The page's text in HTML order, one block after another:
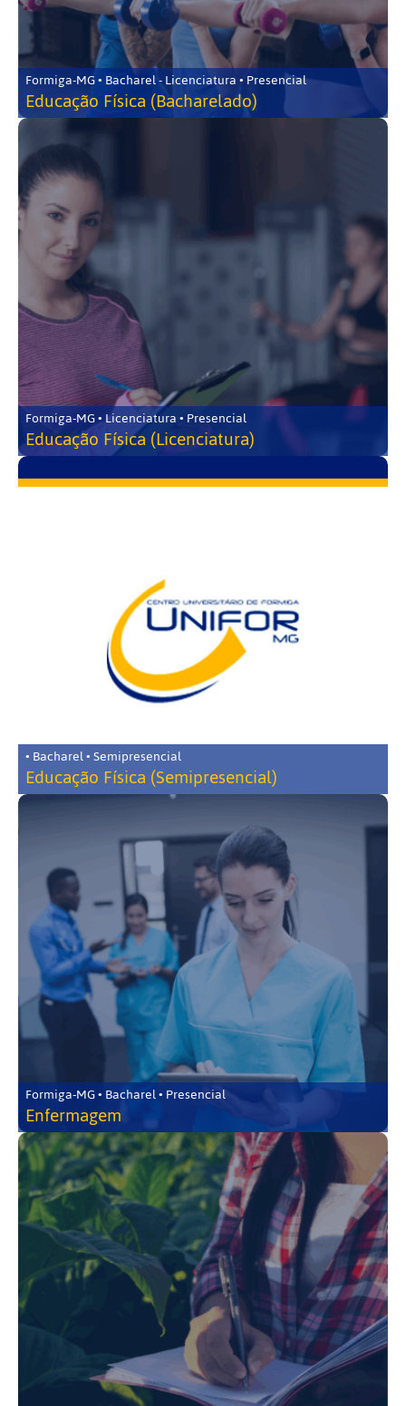
Formiga-MG • Bacharel - Licenciatura • Presencial
Educação Física (Bacharelado)
Formiga-MG • Licenciatura • Presencial
Educação Física (Licenciatura)
• Bacharel • Semipresencial
Educação Física (Semipresencial)
Formiga-MG • Bacharel • Presencial
Enfermagem